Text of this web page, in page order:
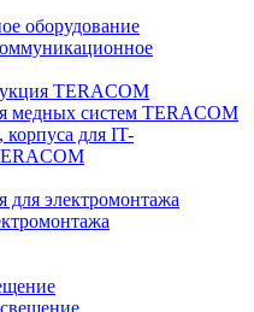
оборудование
TERACOM
медных систем TERACOM
для IT-
для электромонтажа